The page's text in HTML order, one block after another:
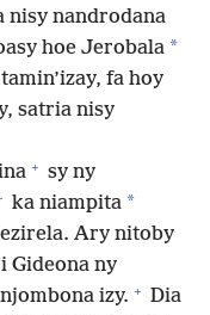
nisy nandrodana
hoe Jerobala *
fa hoy
satria nisy
+ sy ny
ka niampita *
Ary nitoby
Gideona ny
izy. + Dia